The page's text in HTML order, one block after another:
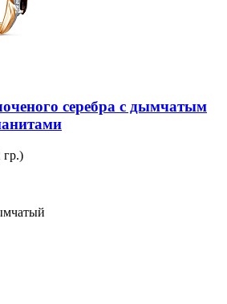
серебра с дымчатым
гр.)